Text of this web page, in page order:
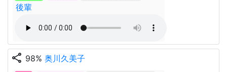
後輩
share 98% 奥川久美子